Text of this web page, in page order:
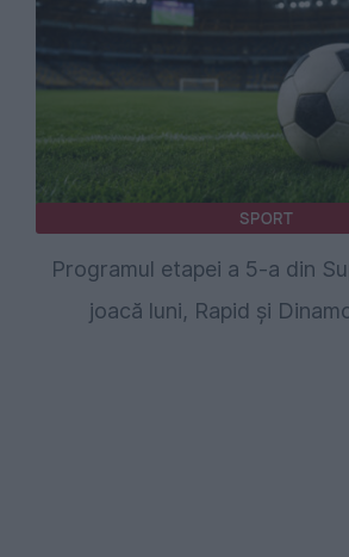
SPORT
Programul etapei a 5-a din
joacă luni, Rapid și